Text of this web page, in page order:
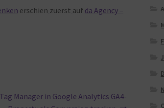
erschien zuerst auf da Agency –
Manager in Google Analytics GA4-